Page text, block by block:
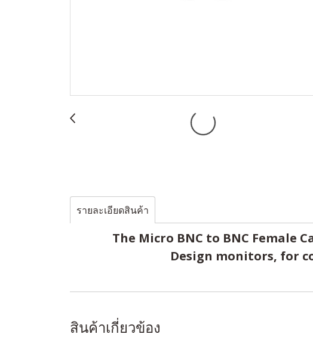
รายละเอียดสินค้า
The Micro BNC to BNC Female
Design monitors, for
สินค้าเกี่ยวข้อง